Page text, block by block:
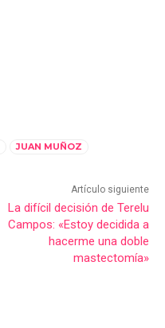
JUAN MUÑOZ
Artículo siguiente
La difícil decisión de Terelu
Campos: «Estoy decidida a
hacerme una doble
mastectomía»